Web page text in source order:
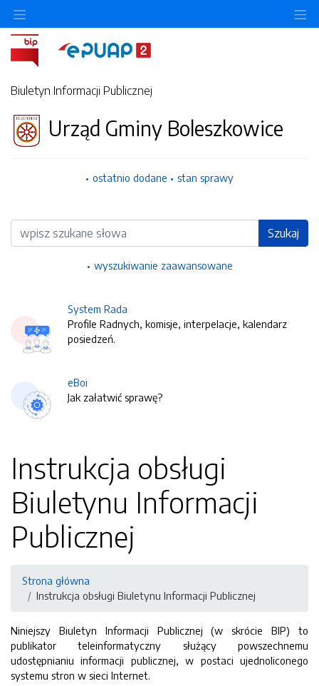
Biuletyn Informacji Publicznej
Urząd Gminy Boleszkowice
ostatnio dodane stan sprawy
Wyszukiwarka Szukaj
wyszukiwanie zaawansowane
System Rada
Profile Radnych, komisje, interpelacje, kalendarz
posiedzeń.
eBoi
Jak załatwić sprawę?
Instrukcja obsługi
Biuletynu Informacji
Publicznej
Strona główna
Instrukcja obsługi Biuletynu Informacji Publicznej
Niniejszy Biuletyn Informacji Publicznej (w skrócie BIP) to
publikator teleinformatyczny służący powszechnemu
udostępnianiu informacji publicznej, w postaci ujednoliconego
systemu stron w sieci Internet.